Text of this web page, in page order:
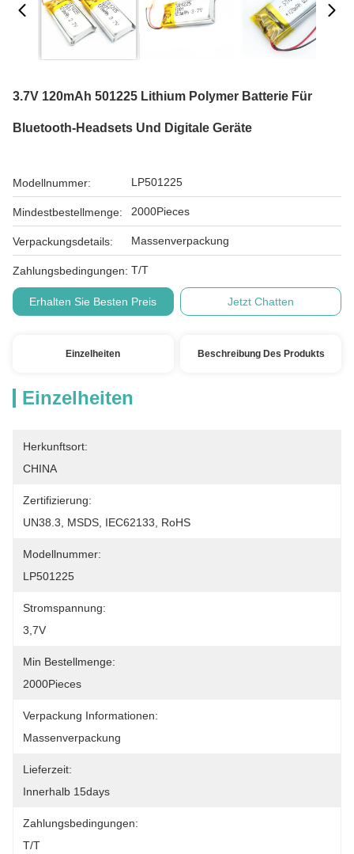
3.7V 120mAh 501225 Lithium Polymer Batterie Für
Bluetooth-Headsets Und Digitale Geräte
Modellnummer: LP501225
Mindestbestellmenge: 2000Pieces
Verpackungsdetails: Massenverpackung
Zahlungsbedingungen: T/T
Erhalten Sie Besten Preis Jetzt Chatten
Einzelheiten Beschreibung Des Produkts
Einzelheiten
Herkunftsort:
CHINA
Zertifizierung:
UN38.3, MSDS, IEC62133, RoHS
Modellnummer:
LP501225
Stromspannung:
3,7V
Min Bestellmenge:
2000Pieces
Verpackung Informationen:
Massenverpackung
Lieferzeit:
Innerhalb 15days
Zahlungsbedingungen:
T/T